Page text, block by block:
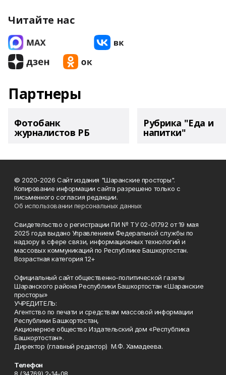
Читайте нас
Партнеры
Фотобанк
журналистов РБ
Рубрика "Еда и
напитки"
© 2020-2026 Сайт издания "Шаранские просторы".
Копирование информации сайта разрешено только с
письменного согласия редакции.
Об использовании персональных данных
Свидетельство о регистрации ПИ № ТУ 02-01792 от 19 мая
2025 года выдано Управлением Федеральной службы по
надзору в сфере связи, информационных технологий и
массовых коммуникаций по Республике Башкортостан.
Возрастная категория 12+
Официальный сайт общественно-политической газеты
Шаранского района Республики Башкортостан «Шаранские
просторы»
УЧРЕДИТЕЛЬ:
Агентство по печати и средствам массовой информации
Республики Башкортостан,
Акционерное общество Издательский дом «Республика
Башкортостан».
Директор (главный редактор) М.Ф. Хамадеева.
Телефон